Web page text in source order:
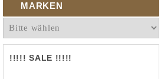
MARKEN
!!!!! SALE !!!!!